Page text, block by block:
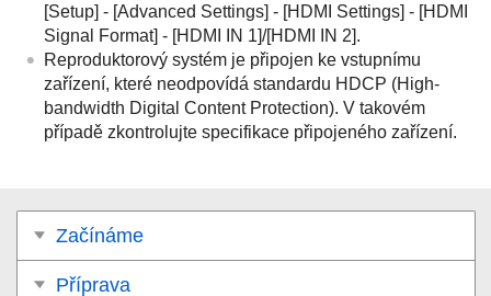
[Setup] - [Advanced Settings] - [HDMI Settings] - [HDMI
Signal Format] - [HDMI IN 1]/[HDMI IN 2].
Reproduktorový systém je připojen ke vstupnímu
zařízení, které neodpovídá standardu HDCP (High-
bandwidth Digital Content Protection). V takovém
případě zkontrolujte specifikace připojeného zařízení.
Začínáme
Příprava